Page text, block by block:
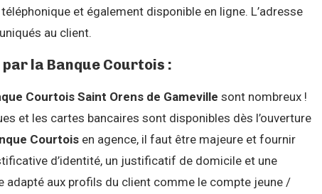
et également disponible en ligne. L’adresse
au client.
la Banque Courtois :
Courtois Saint Orens de Gameville sont nombreux !
et les cartes bancaires sont disponibles dès l’ouverture
Courtois en agence, il faut être majeure et fournir
d’identité, un justificatif de domicile et une
aux profils du client comme le compte jeune /